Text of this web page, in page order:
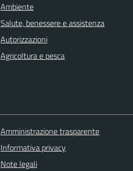
Ambiente
Salute, benessere e assistenza
Autorizzazioni
Agricoltura e pesca
Amministrazione trasparente
Informativa privacy
Note legali